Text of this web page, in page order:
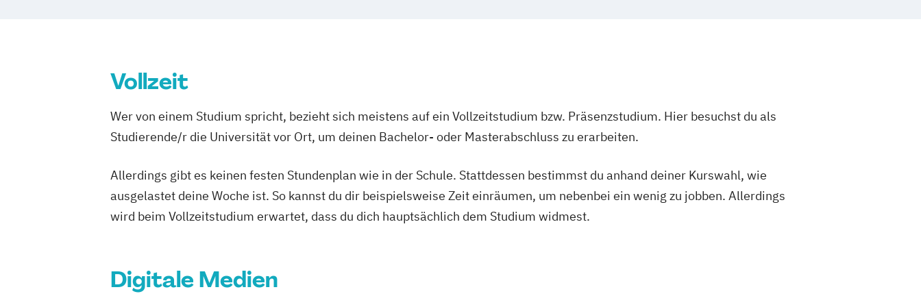
Wirtschaftspsychologie (DE/EN)
Vollzeit
Wer von einem Studium spricht, bezieht sich meistens auf ein Vollzeitstudium bzw. Präsenzstudium. Hier besuchst du als
Studierende/r die Universität vor Ort, um deinen Bachelor- oder Masterabschluss zu erarbeiten.
Allerdings gibt es keinen festen Stundenplan wie in der Schule. Stattdessen bestimmst du anhand deiner Kurswahl, wie
ausgelastet deine Woche ist. So kannst du dir beispielsweise Zeit einräumen, um nebenbei ein wenig zu jobben. Allerdings
wird beim Vollzeitstudium erwartet, dass du dich hauptsächlich dem Studium widmest.
Digitale Medien